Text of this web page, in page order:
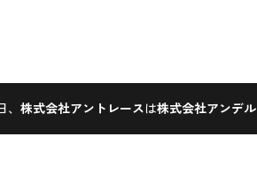
株式会社アントレースは株式会社アンデル